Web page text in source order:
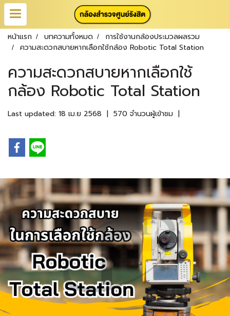
หน้าแรก บทความทั้งหมด
การใช้งานกล้องประมวลผลรวม
ความสะดวกสบายหากเลือกใช้กล้อง Robotic Total Station
ความสะดวกสบายหากเลือกใช้
กล้อง Robotic Total Station
Last updated: 18 เม.ย 2568 | 570 จำนวนผู้เข้าชม |